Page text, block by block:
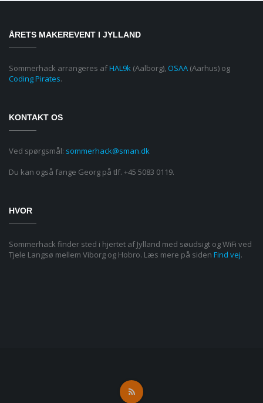
ÅRETS MAKEREVENT I JYLLAND
Sommerhack arrangeres afHAL9k (Aalborg),OSAA (Aarhus) og
Coding Pirates.
KONTAKT OS
Ved spørgsmål: sommerhack@sman.dk
Du kan også fange Georg på tlf. +45 5083 0119.
HVOR
Sommerhack finder sted i hjertet af Jylland med søudsigt og WiFi ved
Tjele Langsø mellem Viborg og Hobro. Læs mere på siden Find vej.